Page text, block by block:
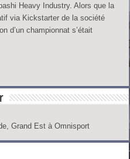
Heavy Industry. Alors que la
via Kickstarter de la société
d’un championnat s’était
Grand Est à Omnisport